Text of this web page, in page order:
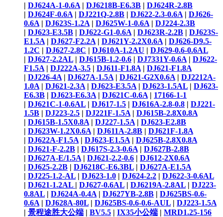
| DJ624A-1-0.6A | DJ6218B-E6.3B | DJ624R-2.8B
| DJ624F-0.6A | DJ221Q-2.8B | DJ622-2.3-0.6A | DJ626-
0.6A | DJ623S-1.2A | DJ625W-1-0.6A | DJ224-2.3B
| DJ623-E3.5B | DJ622-G1-0.6A | DJ623R-2.2B | DJ623S-
E1.5A | DJ627-F2.2A | DJ621Y-2.2X0.6A | DJ626-D9.5-
1.2C | DJ627-2.8C | DJ610A-1.2AU | DJ629-0.6-0.6AL
| DJ627-2.2AL | DJ615B-1.2-0.6 | DJ7331Y-0.6A | DJ622-
F1.5A | DJ222A-3.5 | DJ611-F1.8A | DJ621-F1.8A
| DJ226-4A | DJ627A-1.5A | DJ621-G2X0.6A | DJ2212A-
1.0A | DJ621-2.3A | DJ623-E3.5A | DJ623-1.5AL | DJ623-
E6.3B | DJ623-E6.3A | DJ621C-0.6A | 17166-1-1
| DJ621C-1-0.6AL | DJ617-1.5 | DJ616A-2.8-0.8 | DJ221-
1.5B | DJ223-2.5 | DJ221F-1.5A | DJ615B-2.8X0.8A
| DJ615B-1.5X0.8A | DJ227-1.5A | DJ623-E2.8B
| DJ623W-1.2X0.6A | DJ611A-2.8B | DJ621F-1.8A
| DJ622A-F1.5A | DJ623-E1.5A | DJ625B-2.8X0.8A
| DJ621-F-2.2B | DJ617S-2.3-0.6A | DJ627B-2.8B
| DJ627A-E/1.5A | DJ621-2.2-0.6 | DJ612-2X0.6A
| DJ625-2.2B | DJ6218C-E6.3BL | DJ627A-E1.5A
| DJ225-1.2-AL | DJ623-1.0 | DJ624-2.2 | DJ622-3-0.6AL
| DJ621-1.2AL ​ | DJ627-0.6AL | DJ6219A-2.8AL | DJ223-
0.8AL | DJ624A-0.4A | DJ627YB-2.8B | DJ625BS-0.6-
0.6A | DJ628A-80L | DJ625BS-0.6-0.6-AUL | DJ223-1.5A
| 景程途胜大公端 | BV5.5 | IX35小公端 | MRD1.25-156